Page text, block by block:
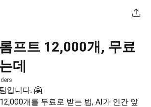
프트 12,000개, 무료
데
입니다. 🤗
개를 무료로 받는 법, AI가 인간 앞